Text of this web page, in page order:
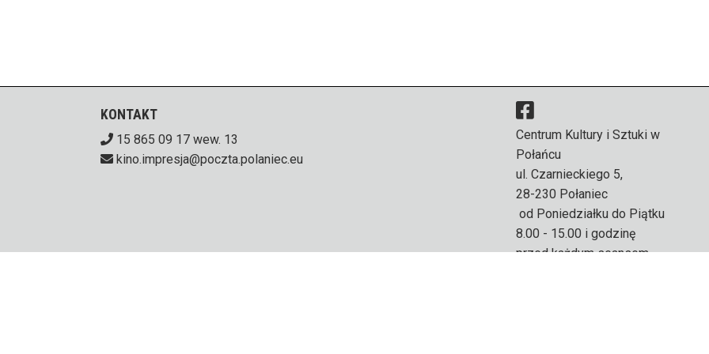
KONTAKT
15 865 09 17 wew. 13
kino.impresja@poczta.polaniec.eu
Centrum Kultury i Sztuki w
Połańcu
ul. Czarnieckiego 5,
28-230 Połaniec
od Poniedziałku do Piątku
8.00 - 15.00 i godzinę
przed każdym seansem.